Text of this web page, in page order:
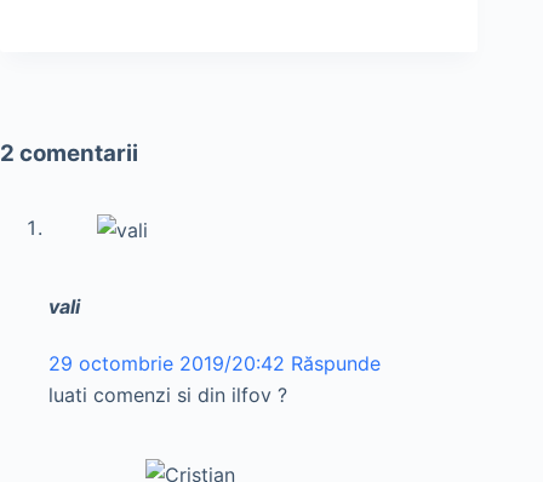
2 comentarii
vali
29 octombrie 2019/20:42 Răspunde
luati comenzi si din ilfov ?